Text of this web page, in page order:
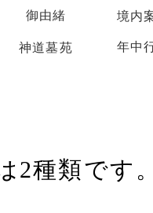
御由緒 境内
神道墓苑 年中
2種類です。